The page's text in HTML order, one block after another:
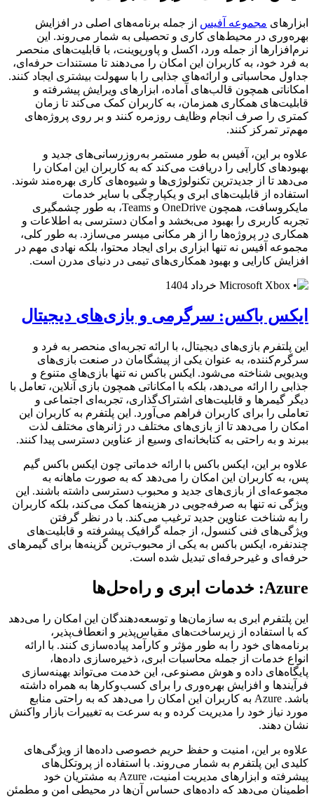
ابزارهای مجموعه آفیس از جمله برنامه‌های اصلی در افزایش
بهره‌وری در محیط‌های کاری و تحصیلی به شمار می‌روند. این
نرم‌افزارها از جمله ورد، اکسل و پاورپوینت، با قابلیت‌های منحصر
به فرد خود، به کاربران این امکان را می‌دهند تا مستندات حرفه‌ای،
جداول محاسباتی و ارائه‌های جذابی را با سهولت بیشتری ایجاد کنند.
امکاناتی همچون قالب‌های آماده، ابزارهای ویرایش پیشرفته و
قابلیت‌های همکاری همزمان، به کاربران کمک می‌کند تا زمان
کمتری را صرف انجام وظایف روزمره کنند و بر روی پروژه‌های
مهم‌تر تمرکز کنند.
علاوه بر این، آفیس به طور مستمر به‌روزرسانی‌های جدید و
بهبودهای کارایی را دریافت می‌کند که به کاربران این امکان را
می‌دهد تا از جدیدترین تکنولوژی‌ها و شیوه‌های کاری بهره‌مند شوند.
استفاده از قابلیت‌های ابری و یکپارچگی با سایر خدمات
مایکروسافت، همچون OneDrive و Teams، به طور چشمگیری
تجربه کاربری را بهبود می‌بخشد و امکان دسترسی به اطلاعات و
همکاری در پروژه‌ها را از هر مکانی میسر می‌سازد. به طور کلی،
مجموعه آفیس نه تنها ابزاری برای ایجاد محتوا، بلکه نهادی مهم در
افزایش کارایی و بهبود همکاری‌های تیمی در دنیای مدرن است.
ایکس باکس: سرگرمی و بازی‌های دیجیتال
این پلتفرم بازی‌های دیجیتال، با ارائه تجربه‌ای منحصر به فرد و
سرگرم‌کننده، به عنوان یکی از پیشگامان در صنعت بازی‌های
ویدیویی شناخته می‌شود. ایکس باکس نه تنها بازی‌های متنوع و
جذابی را ارائه می‌دهد، بلکه با امکاناتی همچون بازی آنلاین، تعامل با
دیگر گیمرها و قابلیت‌های اشتراک‌گذاری، تجربه‌ای اجتماعی و
تعاملی را برای کاربران فراهم می‌آورد. این پلتفرم به کاربران این
امکان را می‌دهد تا از بازی‌های مختلف در ژانرهای مختلف لذت
ببرند و به راحتی به کتابخانه‌ای وسیع از عناوین دسترسی پیدا کنند.
علاوه بر این، ایکس باکس با ارائه خدماتی چون ایکس باکس گیم
پس، به کاربران این امکان را می‌دهد که به صورت ماهانه به
مجموعه‌ای از بازی‌های جدید و محبوب دسترسی داشته باشند. این
ویژگی نه تنها به صرفه‌جویی در هزینه‌ها کمک می‌کند، بلکه کاربران
را به شناخت عناوین جدید ترغیب می‌کند. با در نظر گرفتن
ویژگی‌های فنی کنسول، از جمله گرافیک پیشرفته و قابلیت‌های
چندنفره، ایکس باکس به یکی از محبوب‌ترین گزینه‌ها برای گیمرهای
حرفه‌ای و غیرحرفه‌ای تبدیل شده است.
Azure: خدمات ابری و راه‌حل‌ها
این پلتفرم ابری به سازمان‌ها و توسعه‌دهندگان این امکان را می‌دهد
که با استفاده از زیرساخت‌های مقیاس‌پذیر و انعطاف‌پذیر،
برنامه‌های خود را به طور مؤثر و کارآمد پیاده‌سازی کنند. با ارائه
انواع خدمات از جمله محاسبات ابری، ذخیره‌سازی داده‌ها،
پایگاه‌های داده و هوش مصنوعی، این خدمت می‌تواند بهینه‌سازی
فرآیندها و افزایش بهره‌وری را برای کسب‌وکارها به همراه داشته
باشد. Azure به کاربران این امکان را می‌دهد که به راحتی منابع
مورد نیاز خود را مدیریت کرده و به سرعت به تغییرات بازار واکنش
نشان دهند.
علاوه بر این، امنیت و حفظ حریم خصوصی داده‌ها از ویژگی‌های
کلیدی این پلتفرم به شمار می‌روند. با استفاده از پروتکل‌های
پیشرفته و ابزارهای مدیریت امنیت، Azure به مشتریان خود
اطمینان می‌دهد که داده‌های حساس آن‌ها در محیطی امن و مطمئن